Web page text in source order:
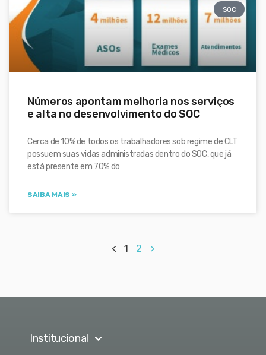
SOC
Números apontam melhoria nos serviços
e alta no desenvolvimento do SOC
Cerca de 10% de todos os trabalhadores sob regime de CLT
possuem suas vidas administradas dentro do SOC, que já
está presente em 70% do
SAIBA MAIS »
< 1 2 >
Institucional